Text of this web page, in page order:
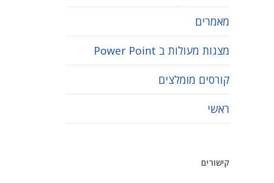
מאמרים
מצגות מעולות ב Power Point
קורסים מומלצים
ראשי
קישורים